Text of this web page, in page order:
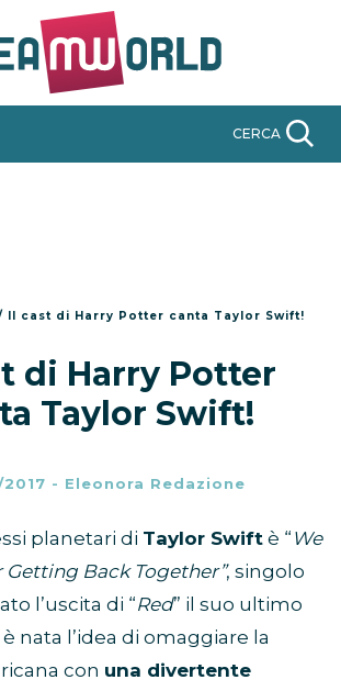
CERCA
Il cast di Harry Potter canta Taylor Swift!
di Harry Potter
Taylor Swift!
- Eleonora Redazione
planetari di Taylor Swift è “ We
Getting Back Together”, singolo
l’uscita di “Red” il suo ultimo
nata l’idea di omaggiare la
con una divertente